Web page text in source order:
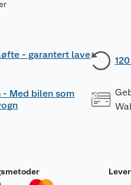
- garantert lave
- Med bilen som